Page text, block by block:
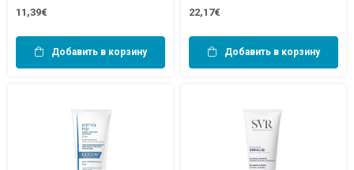
11,39€
Добавить в корзину
22,17€
Добавить в корзину